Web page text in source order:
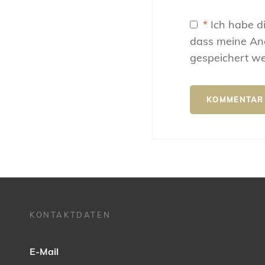
* Ich habe
dass meine
gespeichert
KONTAKTDATEN
E-Mail